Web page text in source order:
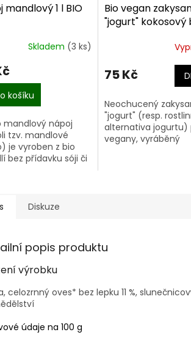
mandlový 1 l BIO
Skladem (3 ks)
košíku
mandlový nápoj
tzv. mandlové
je vyroben z bio
bez přídavku sóji či
bílkoviny a...
Bio vegan
"jogurt" kokosový
75 Kč
Neochucený
"jogurt" (resp.
alternativa jogurtu)
vegany, vyráběný
Diskuze
popis produktu
výrobku
celozrnný oves* bez lepku 11 %,
údaje na 100 g